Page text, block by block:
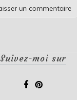
Suivez-moi sur